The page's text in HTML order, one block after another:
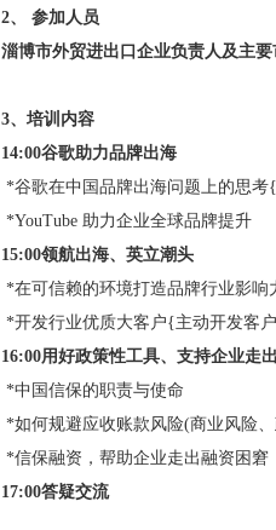
深圳站收官｜在微软聊透出海，下一站上海・苏州・杭州，多城联动启航
2、
参加人员
淄博市外贸进出口企业负责人及主
3、培训内容
14:00谷歌助力品牌出海
*谷歌在中国品牌出海问题上的思
*YouTube 助力企业全球品牌提升
15:00领航出海、英立潮头
*在可信赖的环境打造品牌行业影响
*开发行业优质大客户{主动开发客
16:00用好政策性工具、支持企业走
*中国信保的职责与使命
*如何规避应收账款风险(商业风险
*信保融资，帮助企业走出融资困窘
17:00答疑交流